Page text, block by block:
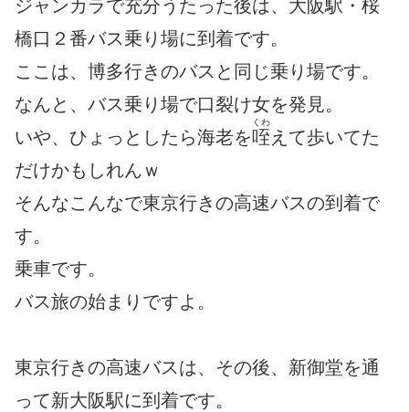
ジャンカラで充分うたった後は、大阪駅・桜
橋口２番バス乗り場に到着です。
ここは、博多行きのバスと同じ乗り場です。
なんと、バス乗り場で口裂け女を発見。
いや、ひょっとしたら海老を咥
くわ
えて歩いてた
だけかもしれんｗ
そんなこんなで東京行きの高速バスの到着で
す。
乗車です。
バス旅の始まりですよ。
東京行きの高速バスは、その後、新御堂を通
って新大阪駅に到着です。